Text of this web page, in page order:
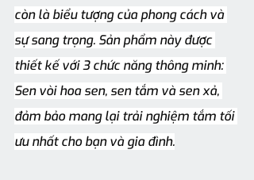
còn là biểu tượng của phong cách và
sự sang trọng. Sản phẩm này được
thiết kế với 3 chức năng thông minh:
Sen vòi hoa sen, sen tắm và sen xả,
đảm bảo mang lại trải nghiệm tắm tối
ưu nhất cho bạn và gia đình.